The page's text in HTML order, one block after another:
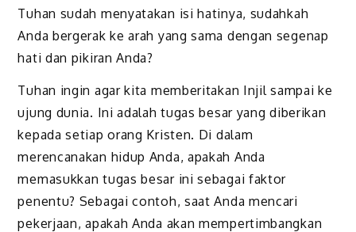
Tuhan sudah menyatakan isi hatinya, sudahkah
Anda bergerak ke arah yang sama dengan segenap
hati dan pikiran Anda?
Tuhan ingin agar kita memberitakan Injil sampai ke
ujung dunia. Ini adalah tugas besar yang diberikan
kepada setiap orang Kristen. Di dalam
merencanakan hidup Anda, apakah Anda
memasukkan tugas besar ini sebagai faktor
penentu? Sebagai contoh, saat Anda mencari
pekerjaan, apakah Anda akan mempertimbangkan